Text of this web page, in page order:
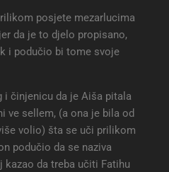
posjete mezarlucima
da je to djelo propisano,
i podučio bi tome svoje
i činjenicu da je Aiša pitala
ve sellem, (a ona je bila od
volio) šta se uči prilikom
podučio da se naziva
kazao da treba učiti Fatihu